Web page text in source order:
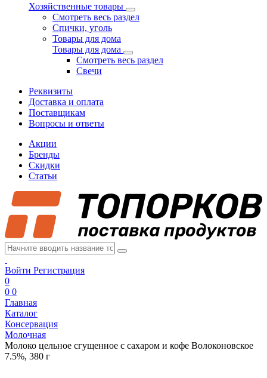
Хозяйственные товары
Смотреть весь раздел
Спички, уголь
Товары для дома
Товары для дома
Смотреть весь раздел
Свечи
Реквизиты
Доставка и оплата
Поставщикам
Вопросы и ответы
Акции
Бренды
Скидки
Статьи
Войти Регистрация
0
0 0
Главная
Каталог
Консервация
Молочная
Молоко цельное сгущенное с сахаром и кофе Волоконовское
7.5%, 380 г